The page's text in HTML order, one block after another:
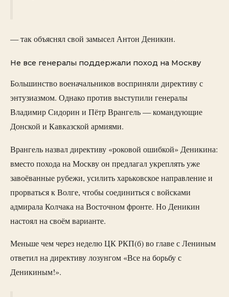
— так объяснял свой замысел Антон Деникин.
Не все генералы поддержали поход на Москву
Большинство военачальников восприняли директиву с
энтузиазмом. Однако против выступили генералы
Владимир Сидорин и Пётр Врангель — командующие
Донской и Кавказской армиями.
Врангель назвал директиву «роковой ошибкой» Деникина:
вместо похода на Москву он предлагал укреплять уже
завоёванные рубежи, усилить харьковское направление и
прорваться к Волге, чтобы соединиться с войсками
адмирала Колчака на Восточном фронте. Но Деникин
настоял на своём варианте.
Меньше чем через неделю ЦК РКП(б) во главе с Лениным
ответил на директиву лозунгом «Все на борьбу с
Деникиным!».